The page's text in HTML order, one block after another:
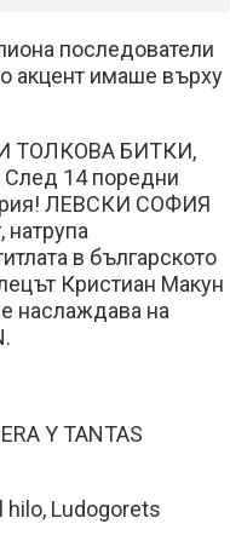
последователи
акцент имаше върху
ТОЛКОВА БИТКИ,
14 поредни
ЛЕВСКИ СОФИЯ
в българското
Кристиан Макун
наслаждава на
Y TANTAS
hilo, Ludogorets